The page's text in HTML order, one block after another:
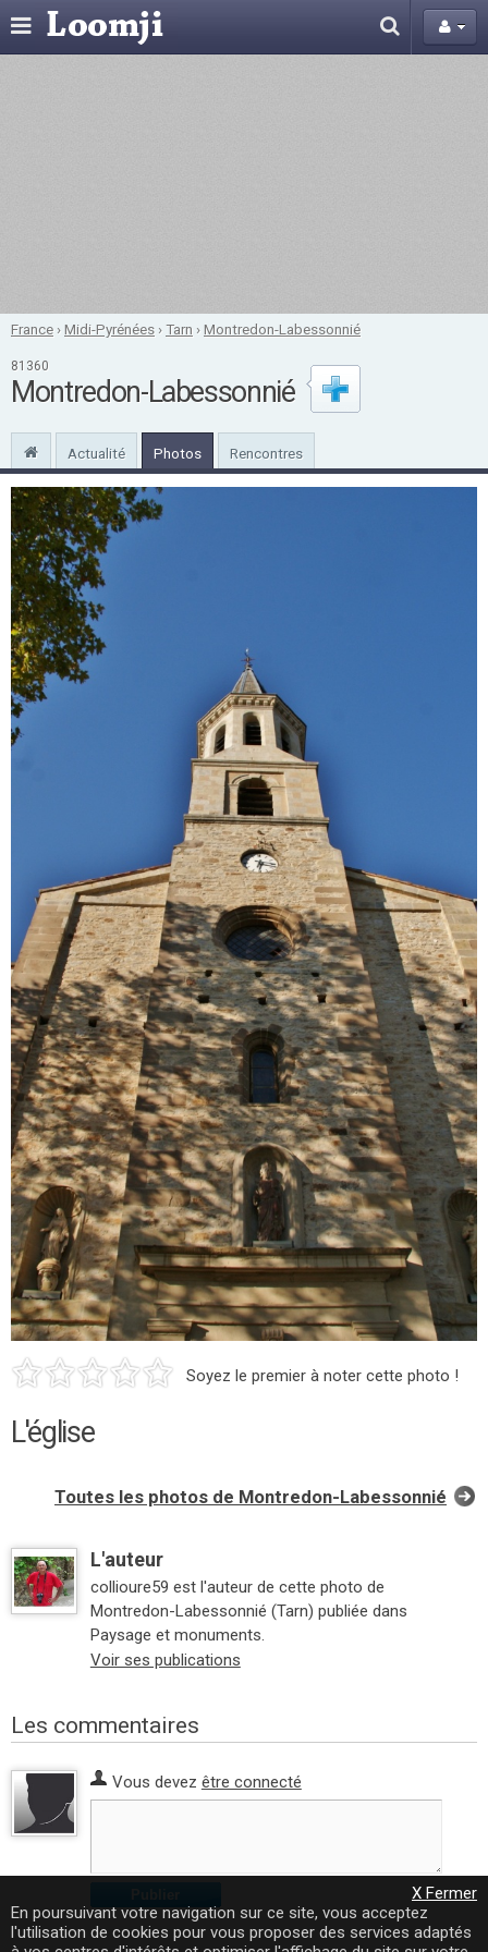
France ›Midi-Pyrénées ›Tarn ›Montredon-Labessonnié
81360
Montredon-Labessonnié
Actualité Photos Rencontres
Soyez le premier à noter cette photo !
L'église
Toutes les photos de Montredon-Labessonnié
L'auteur
collioure59 est l'auteur de cette photo de
Montredon-Labessonnié (Tarn) publiée dans
Paysage et monuments.
Voir ses publications
Les commentaires
Vous devez être connecté
X Fermer
En poursuivant votre navigation sur ce site, vous acceptez
l'utilisation de cookies pour vous proposer des services adaptés